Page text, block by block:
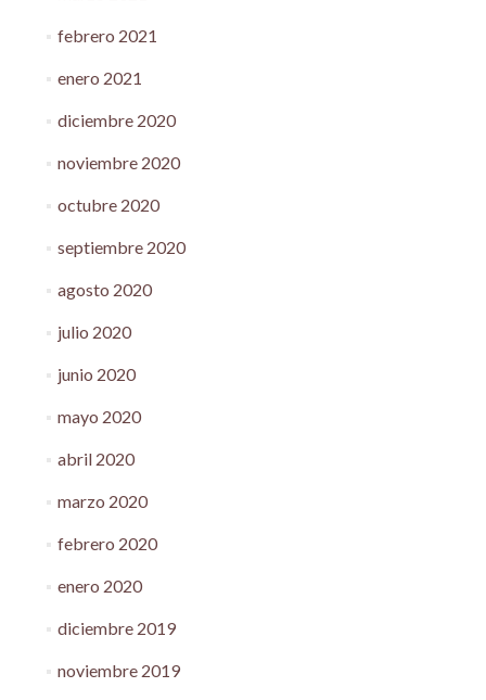
febrero 2021
enero 2021
diciembre 2020
noviembre 2020
octubre 2020
septiembre 2020
agosto 2020
julio 2020
junio 2020
mayo 2020
abril 2020
marzo 2020
febrero 2020
enero 2020
diciembre 2019
noviembre 2019